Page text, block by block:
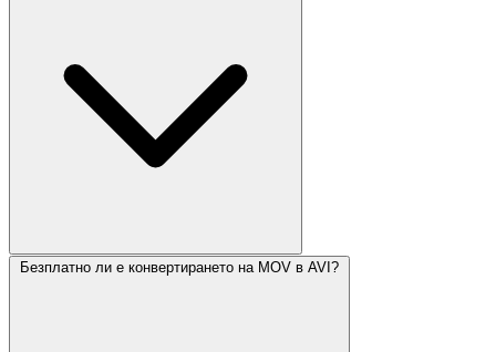
Безплатно ли е конвертирането на MOV в AVI?